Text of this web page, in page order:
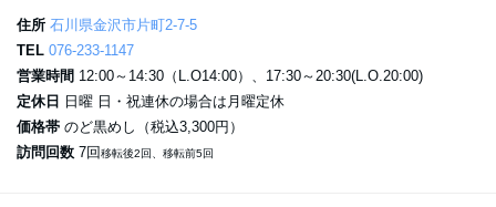
住所 石川県金沢市片町2-7-5
TEL 076-233-1147
営業時間 12:00～14:30（L.O14:00）、17:30～20:30(L.O.20:00)
定休日
日曜 日・祝連休の場合は月曜定休
価格帯 のど黒めし（税込3,300円）
訪問回数 7回移転後2回、移転前5回